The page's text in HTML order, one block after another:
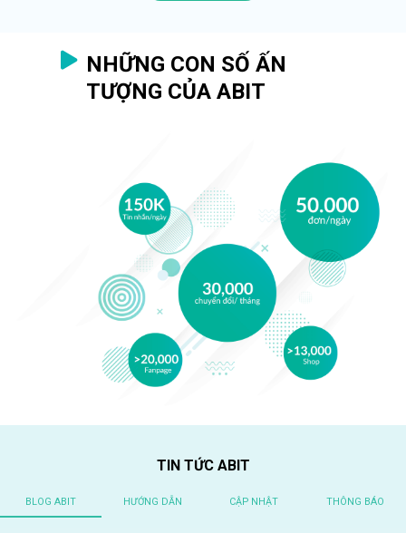
NHỮNG CON SỐ ẤN
TƯỢNG CỦA ABIT
TIN TỨC ABIT
BLOG ABIT HƯỚNG DẪN CẬP NHẬT THÔNG BÁO